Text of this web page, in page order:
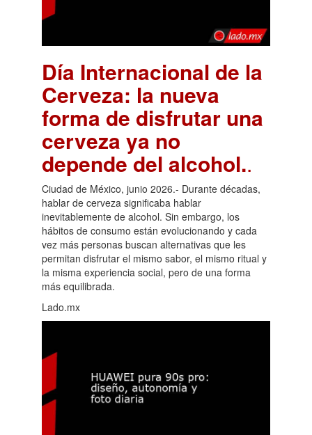
Día Internacional de la
Cerveza: la nueva
forma de disfrutar una
cerveza ya no
depende del alcohol..
Ciudad de México, junio 2026.- Durante décadas,
hablar de cerveza significaba hablar
inevitablemente de alcohol. Sin embargo, los
hábitos de consumo están evolucionando y cada
vez más personas buscan alternativas que les
permitan disfrutar el mismo sabor, el mismo ritual y
la misma experiencia social, pero de una forma
más equilibrada.
Lado.mx